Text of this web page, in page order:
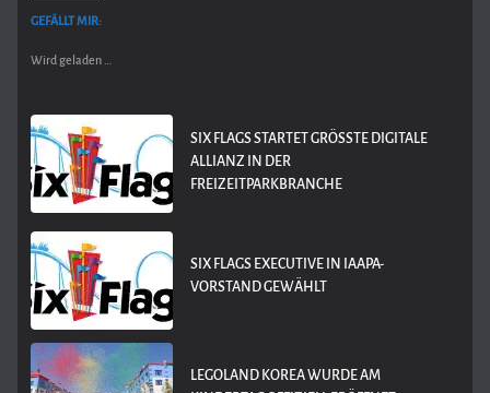
GEFÄLLT MIR:
Wird geladen …
SIX FLAGS STARTET GRÖSSTE DIGITALE A
LLIANZ IN DER F
REIZEITPARKBRANCHE
SIX FLAGS EXECUTIVE IN IAAPA-
VORSTAND GEWÄHLT
LEGOLAND KOREA WURDE AM